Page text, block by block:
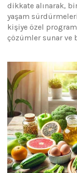
dikkate alınarak,
yaşam
kişiye özel
çözümler sunar ve